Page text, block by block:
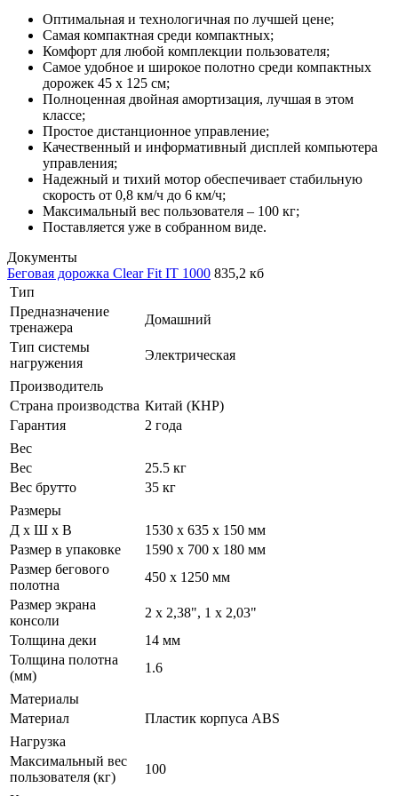
Оптимальная и технологичная по лучшей цене;
Самая компактная среди компактных;
Комфорт для любой комплекции пользователя;
Самое удобное и широкое полотно среди компактных
дорожек 45 х 125 см;
Полноценная двойная амортизация, лучшая в этом
классе;
Простое дистанционное управление;
Качественный и информативный дисплей компьютера
управления;
Надежный и тихий мотор обеспечивает стабильную
скорость от 0,8 км/ч до 6 км/ч;
Максимальный вес пользователя – 100 кг;
Поставляется уже в собранном виде.
Документы
Беговая дорожка Clear Fit IT 1000 835,2 кб
Тип
Предназначение
тренажера
Домашний
Тип системы
нагружения
Электрическая
Производитель
Страна производства Китай (КНР)
Гарантия
2 года
Вес
Вес
25.5 кг
Вес брутто
35 кг
Размеры
Д х Ш х В
1530 х 635 х 150 мм
Размер в упаковке
1590 х 700 х 180 мм
Размер бегового
полотна
450 x 1250 мм
Размер экрана
консоли
2 х 2,38", 1 х 2,03"
Толщина деки
14 мм
Толщина полотна
(мм)
1.6
Материалы
Материал
Пластик корпуса ABS
Нагрузка
Максимальный вес
пользователя (кг)
100